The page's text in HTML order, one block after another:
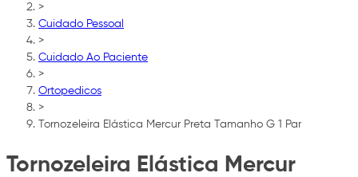
>
Cuidado Pessoal
>
Cuidado Ao Paciente
>
Ortopedicos
>
Tornozeleira Elástica Mercur Preta Tamanho G 1 Par
Tornozeleira Elástica Mercur